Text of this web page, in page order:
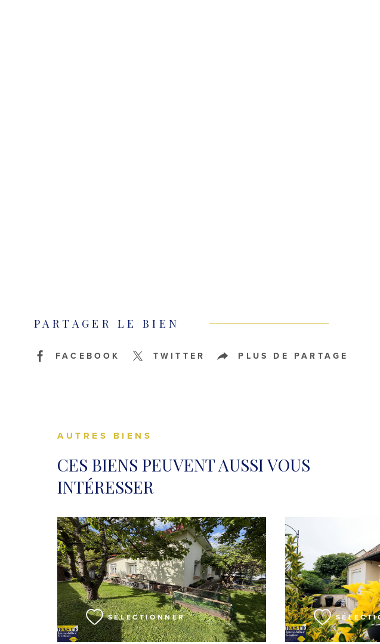
PARTAGER LE BIEN
FACEBOOK TWITTER PLUS DE PARTAGE
AUTRES BIENS
CES BIENS PEUVENT AUSSI VOUS
INTÉRESSER
SÉLECTIONNER
VOIR LE BIEN